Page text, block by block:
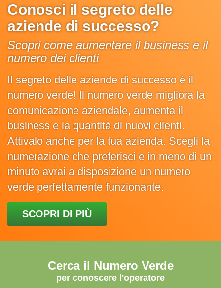
Conosci il segreto delle
aziende di successo?
Scopri come aumentare il business e il
numero dei clienti
Il segreto delle aziende di successo è il
numero verde! Il numero verde migliora la
comunicazione aziendale, aumenta il
business e la quantità di nuovi clienti.
Attivalo anche per la tua azienda. Scegli la
numerazione che preferisci e in meno di un
minuto avrai a disposizione un numero
verde perfettamente funzionante.
SCOPRI DI PIÙ
Cerca il Numero Verde
per conoscere l'operatore